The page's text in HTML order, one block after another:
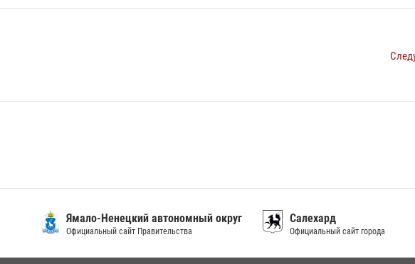
Ямало-Ненецкий автономный округ
Официальный сайт Правительства
Салехард
Официальный сайт города